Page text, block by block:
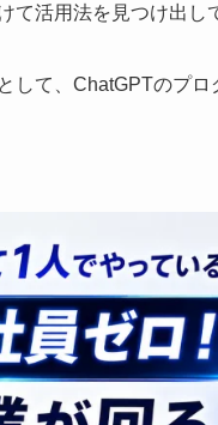
活用法を見つけ出し
して、ChatGPTのプロ